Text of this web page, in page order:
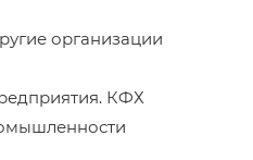
организации
КФХ